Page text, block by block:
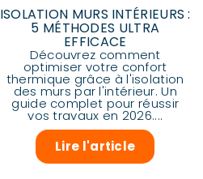
ISOLATION MURS INTÉRIEURS :
5 MÉTHODES ULTRA
EFFICACE
Découvrez comment
optimiser votre confort
thermique grâce à l'isolation
des murs par l'intérieur. Un
guide complet pour réussir
vos travaux en 2026....
Lire l'article